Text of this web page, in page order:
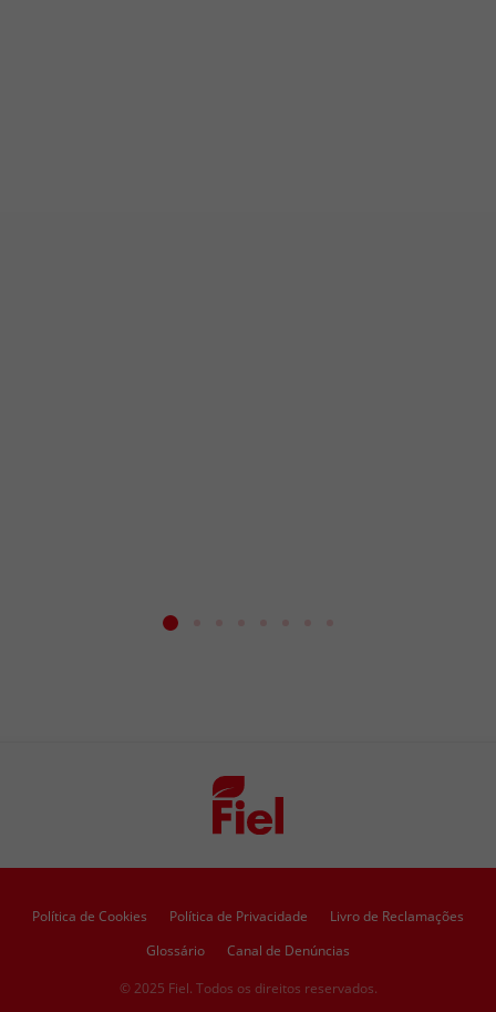
© 2025 Fiel. Todos os direitos reservados.
Política de Cookies Política de Privacidade
Livro de Reclamações
Glossário
Canal de Denúncias